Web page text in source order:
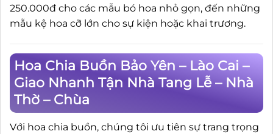
250.000đ cho các mẫu bó hoa nhỏ gọn, đến những
mẫu kệ hoa cỡ lớn cho sự kiện hoặc khai trương.
Hoa Chia Buồn Bảo Yên – Lào Cai –
Giao Nhanh Tận Nhà Tang Lễ – Nhà
Thờ – Chùa
Với hoa chia buồn, chúng tôi ưu tiên sự trang trọng